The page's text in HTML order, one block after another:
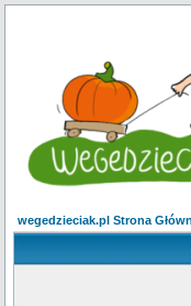
wegedzieciak.pl Strona